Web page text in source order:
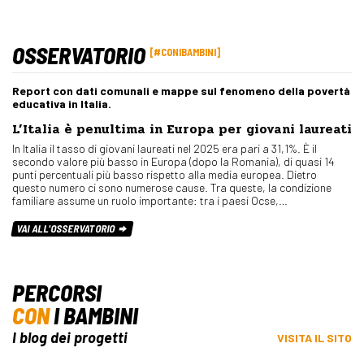
OSSERVATORIO #CONIBAMBINI
Report con dati comunali e mappe sul fenomeno della povertà
educativa in Italia.
L’Italia è penultima in Europa per giovani laureati
In Italia il tasso di giovani laureati nel 2025 era pari a 31,1%. È il
secondo valore più basso in Europa (dopo la Romania), di quasi 14
punti percentuali più basso rispetto alla media europea. Dietro
questo numero ci sono numerose cause. Tra queste, la condizione
familiare assume un ruolo importante: tra i paesi Ocse,…
VAI ALL'OSSERVATORIO
PERCORSI
CONI BAMBINI
I blog dei progetti VISITA IL SITO